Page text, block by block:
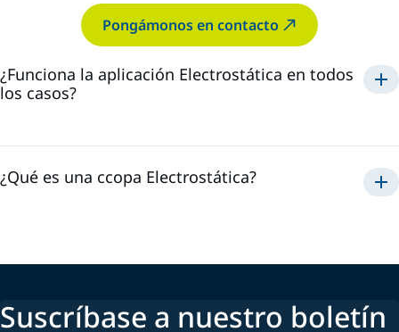
Pongámonos en contacto
¿Funciona la aplicación Electrostática en todos
los casos?
¿Qué es una ccopa Electrostática?
Suscríbase a nuestro boletín